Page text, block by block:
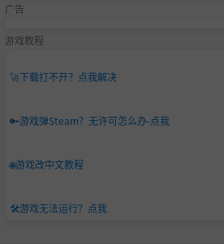
广告
游戏教程
🚀下载打不开？点我解决
🔑游戏弹Steam？无许可怎么办-点我
🌐游戏改中文教程
🛠️游戏无法运行？点我